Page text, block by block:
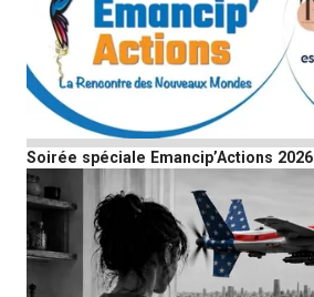
Soirée spéciale Emancip’Actions 2026